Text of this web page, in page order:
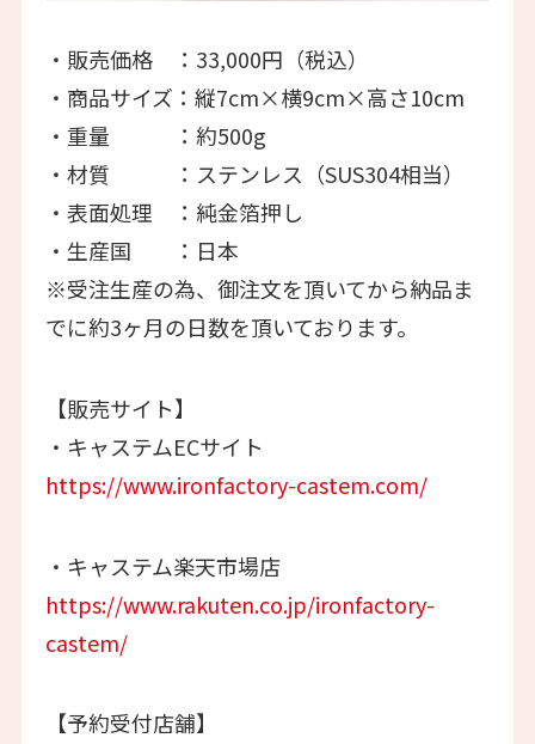
・販売価格 ：33,000円（税込）
・商品サイズ：縦7cm×横9cm×高さ10cm
・重量 ：約500g
・材質 ：ステンレス（SUS304相当）
・表面処理 ：純金箔押し
・生産国 ：日本
※受注生産の為、御注文を頂いてから納品ま
でに約3ヶ月の日数を頂いております。
【販売サイト】
・キャステムECサイト
https://www.ironfactory-castem.com/
・キャステム楽天市場店
https://www.rakuten.co.jp/ironfactory-
castem/
【予約受付店舗】